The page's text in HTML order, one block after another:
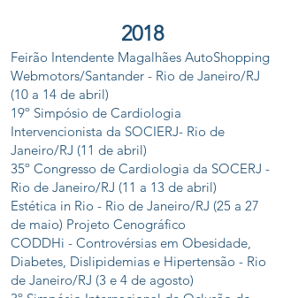
2018
Feirão Intendente Magalhães AutoShopping
Webmotors/Santander - Rio de Janeiro/RJ
(10 a 14 de abril)
19º Simpósio de Cardiologia
Intervencionista da SOCIERJ- Rio de
Janeiro/RJ (11 de abril)
35º Congresso de Cardiologia da SOCERJ -
Rio de Janeiro/RJ (11 a 13 de abril)
Estética in Rio - Rio de Janeiro/RJ (25 a 27
de maio) Projeto Cenográfico
CODDHi - Controvérsias em Obesidade,
Diabetes, Dislipidemias e Hipertensão - Rio
de Janeiro/RJ (3 e 4 de agosto)